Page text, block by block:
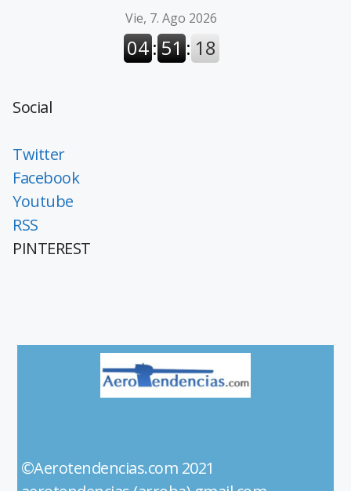
Social
Twitter
Facebook
Youtube
RSS
PINTEREST
©Aerotendencias.com 2021